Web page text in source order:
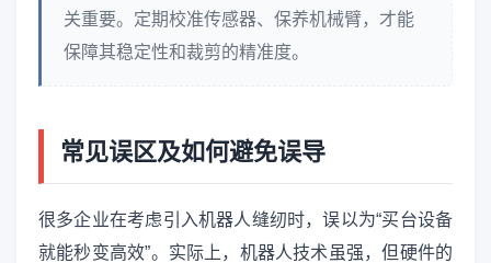
关重要。定期校准传感器、保养机械臂，才能
保障其稳定性和裁剪的精准度。
常见误区及如何避免误导
很多企业在考虑引入机器人缝纫时，误以为“买台设备
就能秒变高效”。实际上，机器人技术虽强，但硬件的